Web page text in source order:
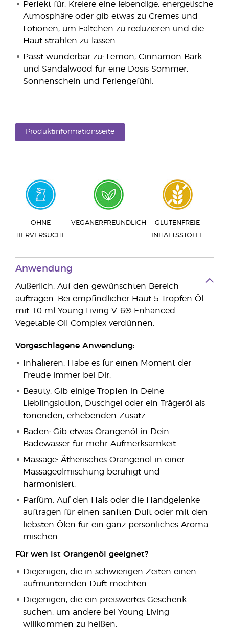
Perfekt für: Kreiere eine lebendige, energetische
Atmosphäre oder gib etwas zu Cremes und
Lotionen, um Fältchen zu reduzieren und die
Haut strahlen zu lassen.
Passt wunderbar zu: Lemon, Cinnamon Bark
und Sandalwood für eine Dosis Sommer,
Sonnenschein und Feriengefühl.
Produktinformationsseite
OHNE
TIERVERSUCHE
VEGANERFREUNDLICH
GLUTENFREIE
INHALTSSTOFFE
Anwendung
Äußerlich: Auf den gewünschten Bereich
auftragen. Bei empfindlicher Haut 5 Tropfen Öl
mit 10 ml Young Living V-6® Enhanced
Vegetable Oil Complex verdünnen.
Vorgeschlagene Anwendung:
Inhalieren: Habe es für einen Moment der
Freude immer bei Dir.
Beauty: Gib einige Tropfen in Deine
Lieblingslotion, Duschgel oder ein Trägeröl als
tonenden, erhebenden Zusatz.
Baden: Gib etwas Orangenöl in Dein
Badewasser für mehr Aufmerksamkeit.
Massage: Ätherisches Orangenöl in einer
Massageölmischung beruhigt und
harmonisiert.
Parfüm: Auf den Hals oder die Handgelenke
auftragen für einen sanften Duft oder mit den
liebsten Ölen für ein ganz persönliches Aroma
mischen.
Für wen ist Orangenöl geeignet?
Diejenigen, die in schwierigen Zeiten einen
aufmunternden Duft möchten.
Diejenigen, die ein preiswertes Geschenk
suchen, um andere bei Young Living
willkommen zu heißen.